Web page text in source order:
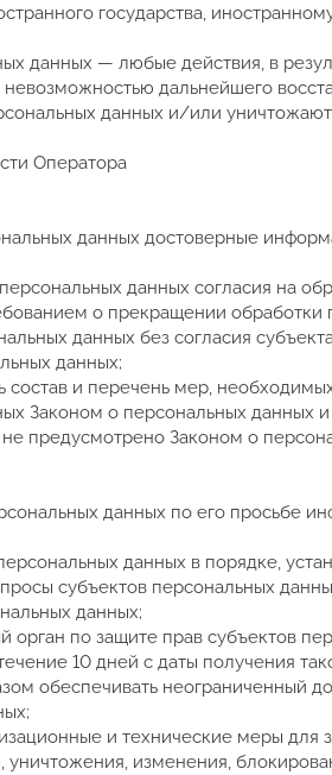
государства,
данных — любые действия, в
невозможностью дальнейшего
данных и/или
Оператора
данных достоверные
данных согласия на
о прекращении обработки
данных без согласия
данных;
состав и перечень мер,
Законом о персональных данных
предусмотрено Законом о
данных по его просьбе
данных в порядке,
субъектов персональных
данных;
по защите прав субъектов
10 дней с даты получения
обеспечивать неограниченный
и технические меры
уничтожения, изменения,